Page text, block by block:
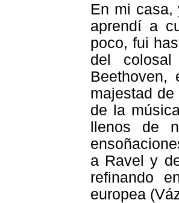
En mi casa,
aprendí a
poco, fui
del
majestad
de la
llenos de
a Ravel y
refinando
europea